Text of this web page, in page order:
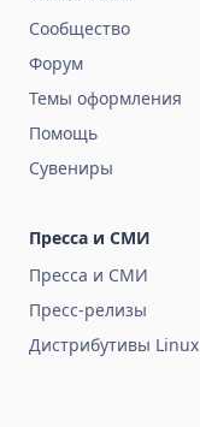
Сообщество
Форум
Темы оформления
Помощь
Сувениры
Пресса и СМИ
Пресса и СМИ
Пресс-релизы
Дистрибутивы Linux